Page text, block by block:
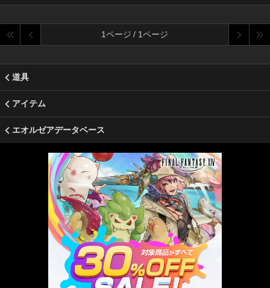
1ページ / 1ページ
道具
アイテム
エオルゼアデータベース